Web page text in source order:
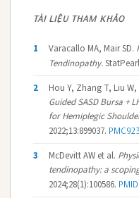
TÀI LIỆU THAM KHẢO
1 Varacallo MA, Mair SD.
Tendinopathy.
2 Hou Y, Zhang T, Liu W,
Guided SASD Bursa +
for Hemiplegic
2022;13:899037.
3 McDevitt AW et al.
tendinopathy: a
2024;28(1):100586.